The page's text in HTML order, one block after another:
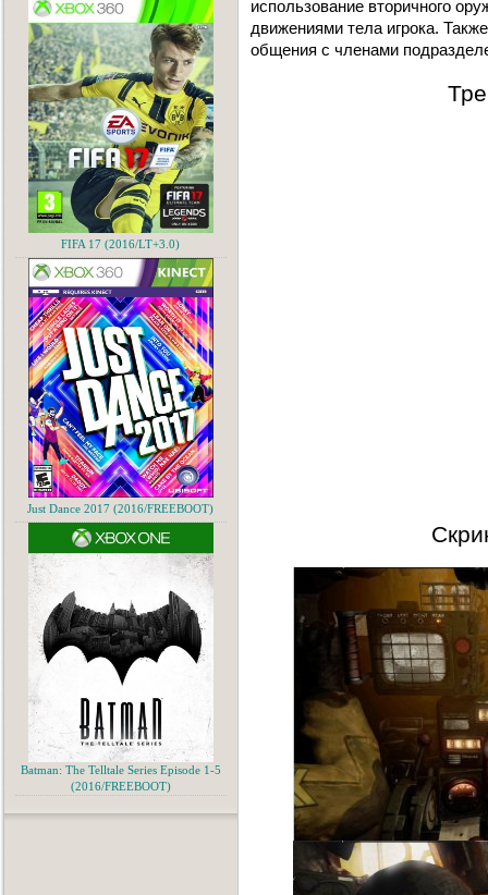
использование вторичного
движениями тела игрока.
общения с членами
FIFA 17 (2016/LT+3.0)
Just Dance 2017 (2016/FREEBOOT)
Batman: The Telltale Series Episode 1-5
(2016/FREEBOOT)